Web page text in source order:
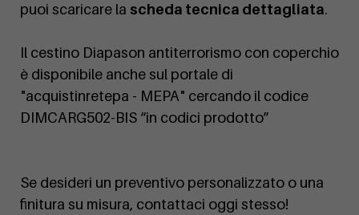
puoi scaricare la scheda tecnica dettagliata.
Il cestino Diapason antiterrorismo con coperchio
è disponibile anche sul portale di
"acquistinretepa - MEPA" cercando il codice
DIMCARG502-BIS “in codici prodotto”
Se desideri un preventivo personalizzato o una
finitura su misura, contattaci oggi stesso!